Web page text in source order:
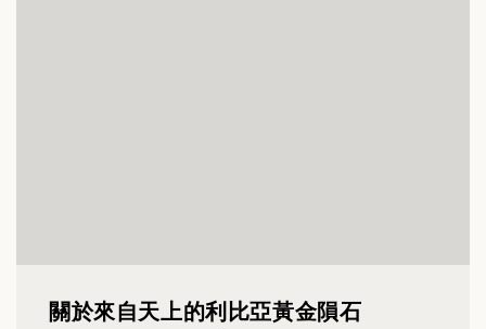
關於來自天上的利比亞黃金隕石